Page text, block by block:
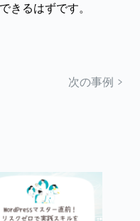
きるはずです。
次の事例 >